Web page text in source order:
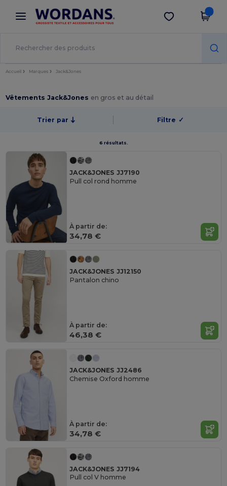
× Appli Wordans
Meilleurs prix sur l’app !
Obtenir l'appli
Accueil Marques Jack&Jones
Vêtements Jack&Jones en gros et au détail
Trier par Filtre ✓
6 résultats.
JACK&JONES JJ7190
Pull col rond homme
À partir de:
34,78 €
JACK&JONES JJ12150
Pantalon chino
À partir de:
46,38 €
JACK&JONES JJ2486
Chemise Oxford homme
À partir de:
34,78 €
JACK&JONES JJ7194
Pull col V homme